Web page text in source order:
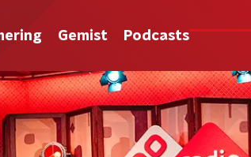
Gemist Podcasts